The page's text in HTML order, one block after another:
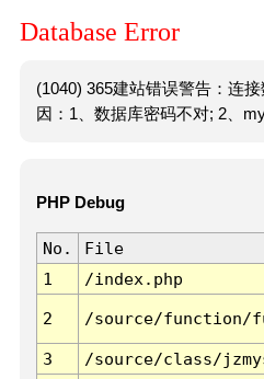
Database Error
(1040) 365建站错误警告：连
因：1、数据库密码不对; 2、
PHP Debug
No. File
1
/index.php
2 /source/function/
3 /source/class/